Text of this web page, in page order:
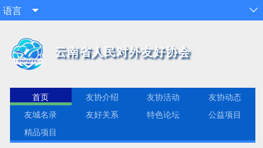
语言  
云南省人民对外友好协会
首页 友协介绍 友协活动
友协动态
友城名录
友好关系 特色论坛
公益项目
精品项目